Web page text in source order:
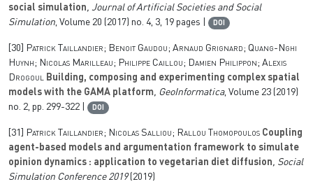
social simulation, Journal of Artificial Societies and Social
Simulation, Volume 20 (2017) no. 4, 3, 19 pages | DOI
[30]
Patrick Taillandier; Benoit Gaudou; Arnaud Grignard; Quang-Nghi
Huynh; Nicolas Marilleau; Philippe Caillou; Damien Philippon; Alexis
Drogoul Building, composing and experimenting complex spatial
models with the GAMA platform, GeoInformatica, Volume 23 (2019)
no. 2, pp. 299-322 |
DOI
[31] Patrick Taillandier; Nicolas Salliou; Rallou Thomopoulos Coupling
agent-based models and argumentation framework to simulate
opinion dynamics : application to vegetarian diet diffusion, Social
Simulation Conference 2019(2019)